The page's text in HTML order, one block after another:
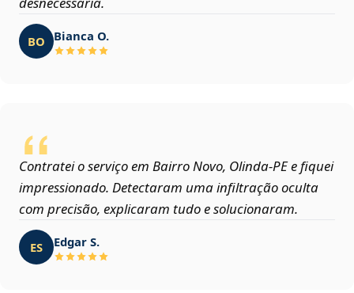
BO Bianca O.
Contratei o serviço em Bairro Novo, Olinda‑PE e fiquei
impressionado. Detectaram uma infiltração oculta
com precisão, explicaram tudo e solucionaram.
ES Edgar S.